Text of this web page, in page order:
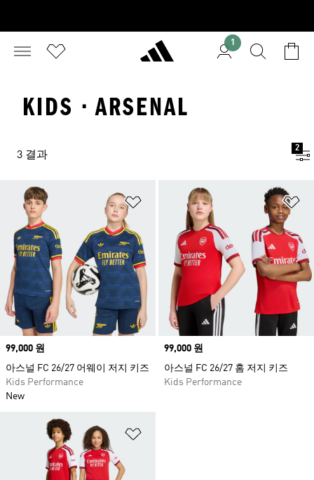
1
KIDS · ARSENAL
3 결과
2
위시리스트 담기
Price
99,000 원
아스널 FC 26/27 어웨이 저지 키즈
Kids Performance
New
Price
99,000 원
아스널 FC 26/27 홈 저지 키즈
Kids Performance